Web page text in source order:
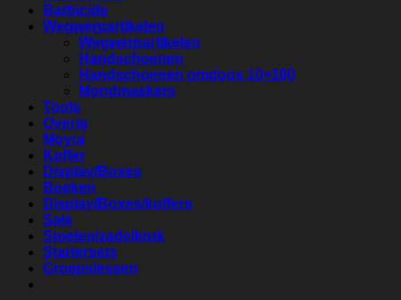
Barbicide
Wegwerpartikelen
Wegwerpartikelen
Handschoenen
Handschoenen omdoos 10×100
Mondmaskers
Tools
Overig
Moyra
Koffer
Display/Boxes
Boeken
Display/Boxes/koffers
Sale
Stoelen/zadelkruk
Startersets
Groepslessen